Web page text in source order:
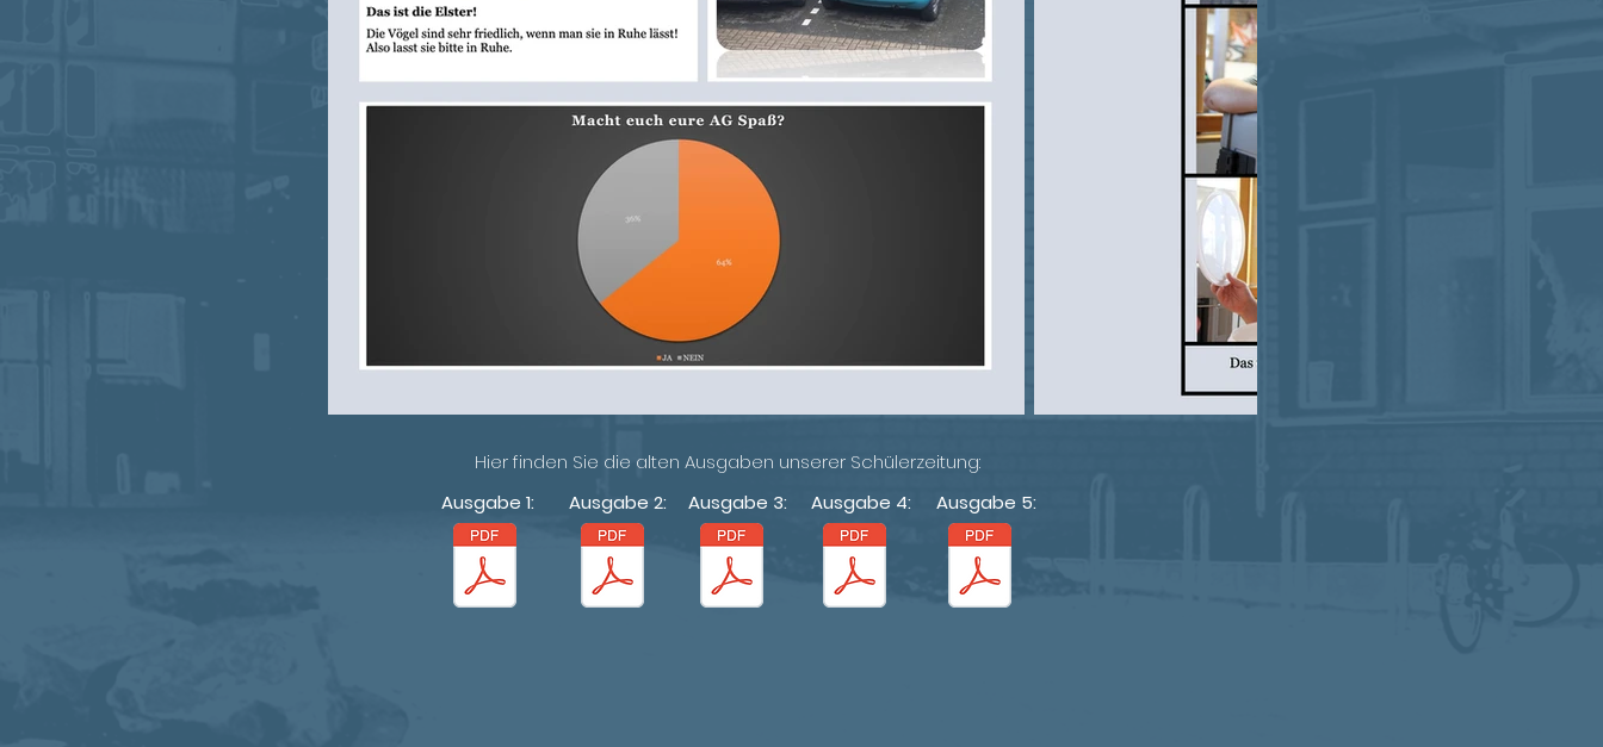
Hier finden Sie die alten Ausgaben unserer Schülerzeitung:
Ausgabe 1:
Ausgabe 2: Ausgabe 3: Ausgabe 4: Ausgabe 5: